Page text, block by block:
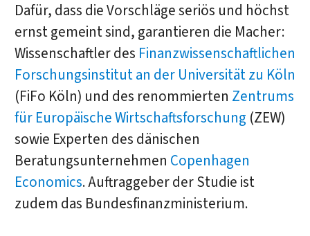
Dafür, dass die Vorschläge seriös und höchst
ernst gemeint sind, garantieren die Macher:
Wissenschaftler des Finanzwissenschaftlichen
Forschungsinstitut an der Universität zu Köln
(FiFo Köln) und des renommierten Zentrums
für Europäische Wirtschaftsforschung (ZEW)
sowie Experten des dänischen
Beratungsunternehmen Copenhagen
Economics. Auftraggeber der Studie ist
zudem das Bundesfinanzministerium.